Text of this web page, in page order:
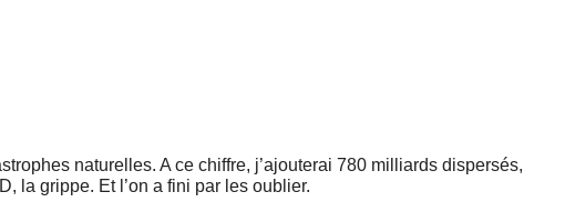
naturelles. A ce chiffre, j’ajouterai 780 milliards dispersés,
la grippe. Et l’on a fini par les oublier.